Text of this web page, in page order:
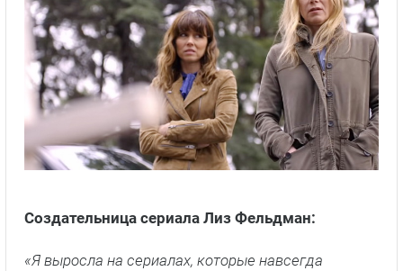
Создательница сериала Лиз Фельдман:
«Я выросла на сериалах, которые навсегда